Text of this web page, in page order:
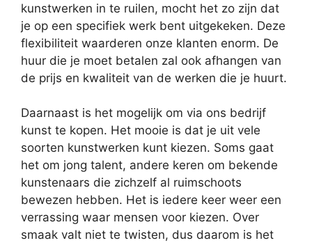
kunstwerken in te ruilen, mocht het zo zijn dat
je op een specifiek werk bent uitgekeken. Deze
flexibiliteit waarderen onze klanten enorm. De
huur die je moet betalen zal ook afhangen van
de prijs en kwaliteit van de werken die je huurt.
Daarnaast is het mogelijk om via ons bedrijf
kunst te kopen. Het mooie is dat je uit vele
soorten kunstwerken kunt kiezen. Soms gaat
het om jong talent, andere keren om bekende
kunstenaars die zichzelf al ruimschoots
bewezen hebben. Het is iedere keer weer een
verrassing waar mensen voor kiezen. Over
smaak valt niet te twisten, dus daarom is het